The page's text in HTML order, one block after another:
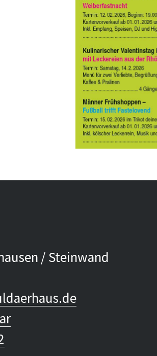
/ Steinwand